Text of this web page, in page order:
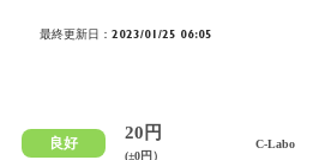
最終更新日：2023/01/25 06:05
良好
20円
(±0円）
C-Labo